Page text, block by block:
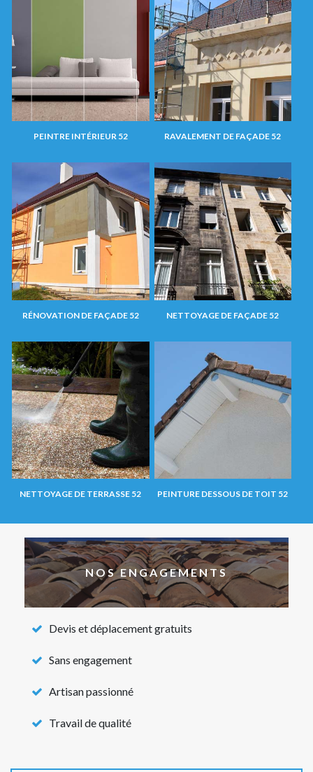
PEINTRE INTÉRIEUR 52 RAVALEMENT DE FAÇADE 52
RÉNOVATION DE FAÇADE 52 NETTOYAGE DE FAÇADE 52
NETTOYAGE DE TERRASSE 52 PEINTURE DESSOUS DE TOIT 52
NOS ENGAGEMENTS
Devis et déplacement gratuits
Sans engagement
Artisan passionné
Travail de qualité